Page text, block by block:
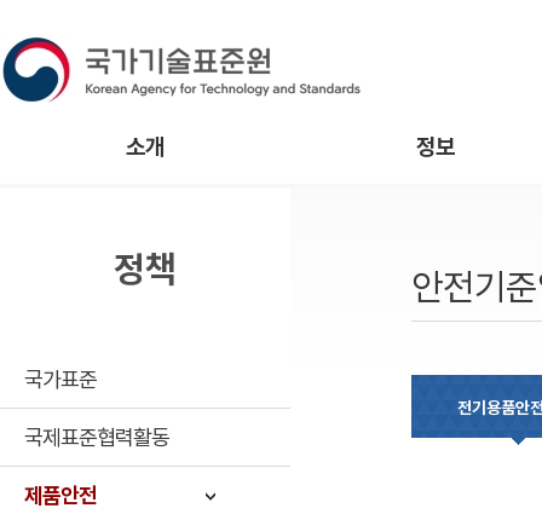
소개 정보
안전기
전기용품안
정책
국가표준
국제표준협력활동
제품안전